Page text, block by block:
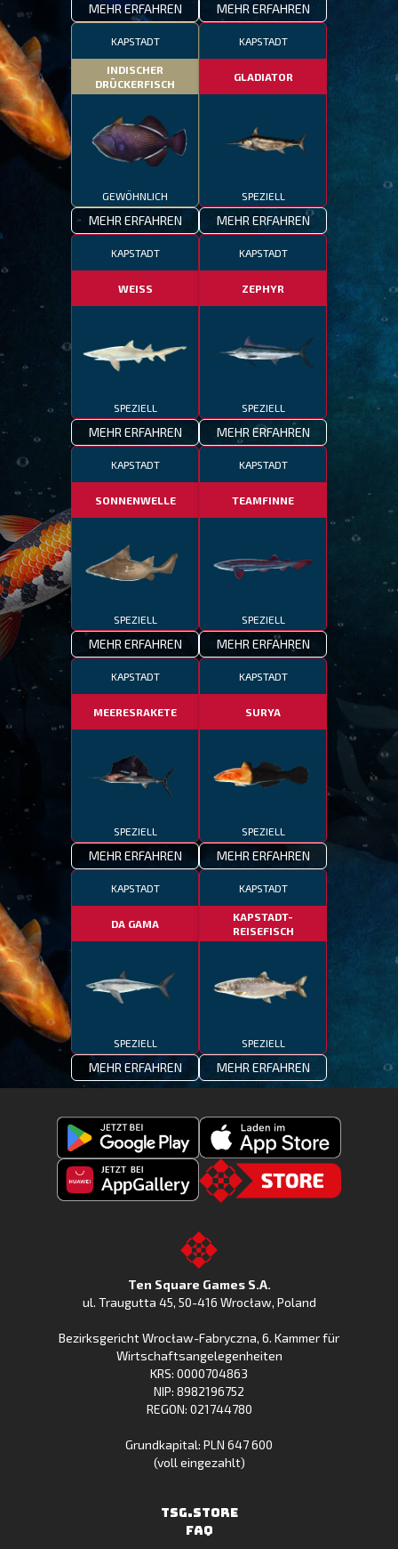
MEHR ERFAHREN MEHR ERFAHREN
KAPSTADT
INDISCHER
DRÜCKERFISCH
GEWÖHNLICH
MEHR ERFAHREN
KAPSTADT
GLADIATOR
SPEZIELL
MEHR ERFAHREN
KAPSTADT
WEISS
SPEZIELL
MEHR ERFAHREN
KAPSTADT
ZEPHYR
SPEZIELL
MEHR ERFAHREN
KAPSTADT
SONNENWELLE
SPEZIELL
MEHR ERFAHREN
KAPSTADT
TEAMFINNE
SPEZIELL
MEHR ERFAHREN
KAPSTADT
MEERESRAKETE
SPEZIELL
MEHR ERFAHREN
KAPSTADT
SURYA
SPEZIELL
MEHR ERFAHREN
KAPSTADT
DA GAMA
SPEZIELL
MEHR ERFAHREN
KAPSTADT
KAPSTADT-
REISEFISCH
SPEZIELL
MEHR ERFAHREN
Fishing
Clash
Laden
Fishing
im
Apple
Store
Huawei
Gallery
to
the
Ten Square Games S.A.
ul. Traugutta 45, 50-416 Wrocław, Poland
Bezirksgericht Wrocław-Fabryczna, 6. Kammer für
Wirtschaftsangelegenheiten
KRS: 0000704863
NIP: 8982196752
REGON: 021744780
Grundkapital: PLN 647 600
(voll eingezahlt)
TSG.STORE
FAQ